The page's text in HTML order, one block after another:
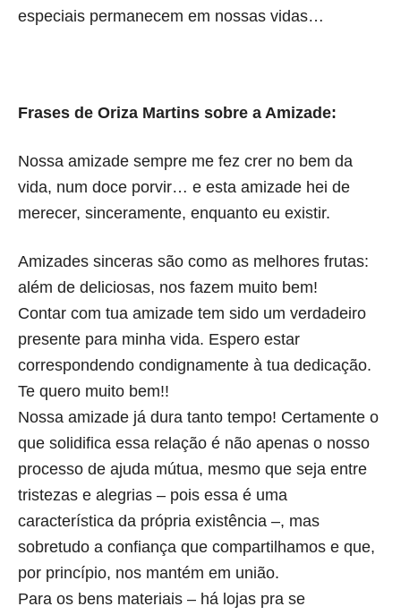
especiais permanecem em nossas vidas…
Frases de Oriza Martins sobre a Amizade:
Nossa amizade sempre me fez crer no bem da
vida, num doce porvir… e esta amizade hei de
merecer, sinceramente, enquanto eu existir.
Amizades sinceras são como as melhores frutas:
além de deliciosas, nos fazem muito bem!
Contar com tua amizade tem sido um verdadeiro
presente para minha vida. Espero estar
correspondendo condignamente à tua dedicação.
Te quero muito bem!!
Nossa amizade já dura tanto tempo! Certamente o
que solidifica essa relação é não apenas o nosso
processo de ajuda mútua, mesmo que seja entre
tristezas e alegrias – pois essa é uma
característica da própria existência –, mas
sobretudo a confiança que compartilhamos e que,
por princípio, nos mantém em união.
Para os bens materiais – há lojas pra se